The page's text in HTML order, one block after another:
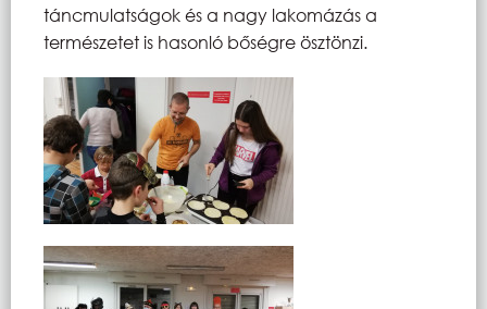
táncmulatságok és a nagy lakomázás a
természetet is hasonló bőségre ösztönzi.